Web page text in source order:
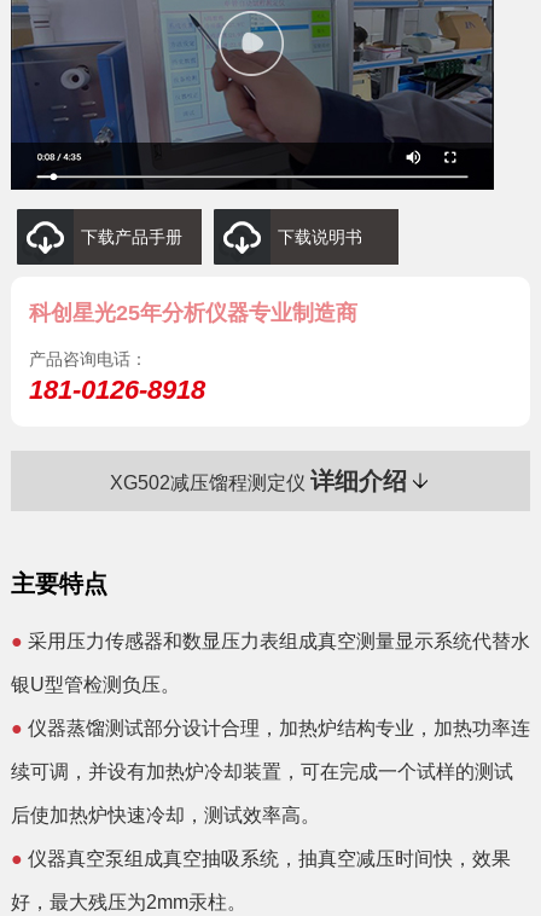
下载产品手册 下载说明书
科创星光25年分析仪器专业制造商
产品咨询电话：
181-0126-8918
XG502减压馏程测定仪 详细介绍
主要特点
● 采用压力传感器和数显压力表组成真空测量显示系统代替水
银U型管检测负压。
● 仪器蒸馏测试部分设计合理，加热炉结构专业，加热功率连
续可调，并设有加热炉冷却装置，可在完成一个试样的测试
后使加热炉快速冷却，测试效率高。
● 仪器真空泵组成真空抽吸系统，抽真空减压时间快，效果
好，最大残压为2mm汞柱。